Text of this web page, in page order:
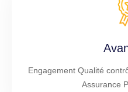
Engagement Qualité
Assurance